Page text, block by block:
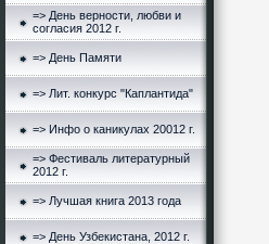
=> День верности, любви и
согласия 2012 г.
=> День Памяти
=> Лит. конкурс "Каплантида"
=> Инфо о каникулах 20012 г.
=> Фестиваль литературный
2012 г.
=> Лучшая книга 2013 года
=> День Узбекистана, 2012 г.